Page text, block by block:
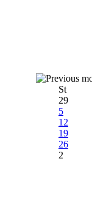
St
29
5
12
19
26
2